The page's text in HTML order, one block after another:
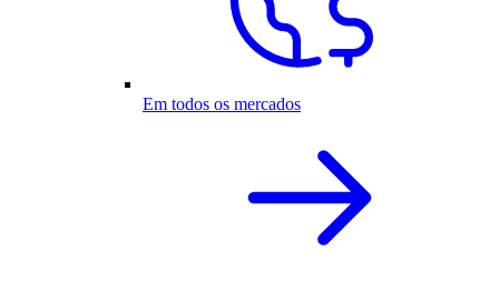
Em todos os mercados